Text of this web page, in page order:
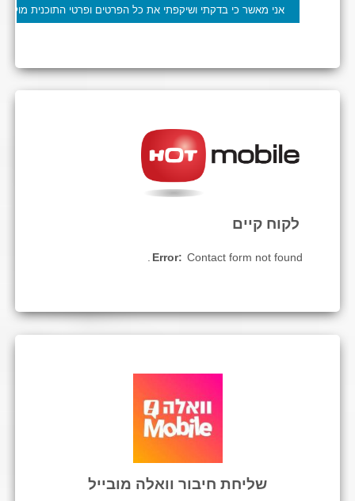
לקוח קיים
Error: Contact form not found.
שליחת חיבור וואלה מובייל